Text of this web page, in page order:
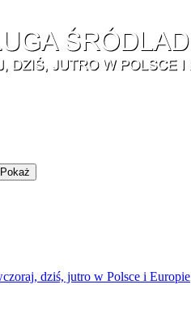
Pokaż
dziś, jutro w Polsce i Europie